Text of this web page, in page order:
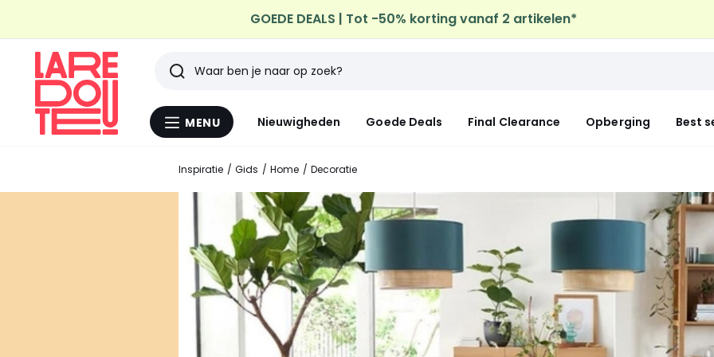
GOEDE DEALS | Tot -50% korting vanaf 2 artikelen*
Profiteer van gratis thuis leveringop al de Mode & Home aankopen
Menu
MENU Nieuwigheden Goede Deals Final Clearance Opberging Best
Zoeken
Laatst
bekeken
artikelen
Inspiratie Gids Home Decoratie